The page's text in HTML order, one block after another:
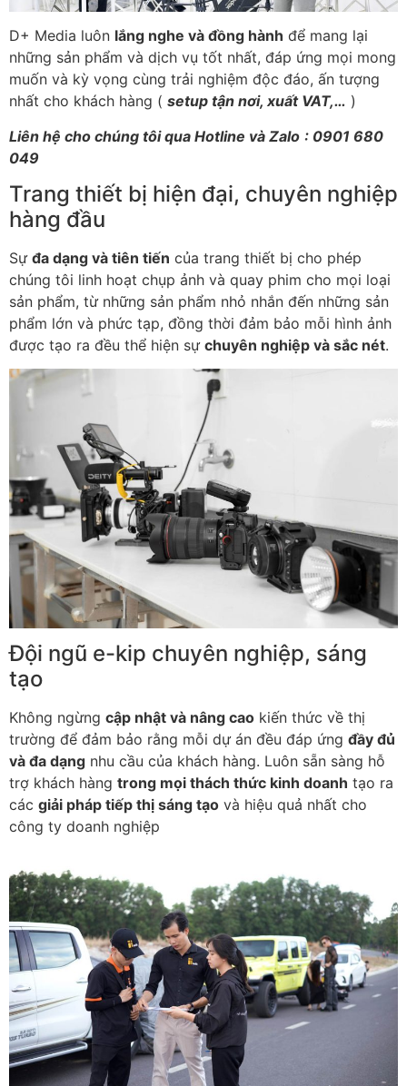
D+ Media luôn lắng nghe và đồng hành để mang lại
những sản phẩm và dịch vụ tốt nhất, đáp ứng mọi mong
muốn và kỳ vọng cùng trải nghiệm độc đáo, ấn tượng
nhất cho khách hàng ( setup tận nơi, xuất VAT,… )
Liên hệ cho chúng tôi qua Hotline và Zalo : 0901 680
049
Trang thiết bị hiện đại, chuyên nghiệp
hàng đầu
Sự đa dạng và tiên tiến của trang thiết bị cho phép
chúng tôi linh hoạt chụp ảnh và quay phim cho mọi loại
sản phẩm, từ những sản phẩm nhỏ nhắn đến những sản
phẩm lớn và phức tạp, đồng thời đảm bảo mỗi hình ảnh
được tạo ra đều thể hiện sự chuyên nghiệp và sắc nét.
Đội ngũ e-kip chuyên nghiệp, sáng
tạo
Không ngừng cập nhật và nâng cao kiến thức về thị
trường để đảm bảo rằng mỗi dự án đều đáp ứng đầy đủ
và đa dạng nhu cầu của khách hàng. Luôn sẵn sàng hỗ
trợ khách hàng trong mọi thách thức kinh doanh tạo ra
các giải pháp tiếp thị sáng tạo và hiệu quả nhất cho
công ty doanh nghiệp